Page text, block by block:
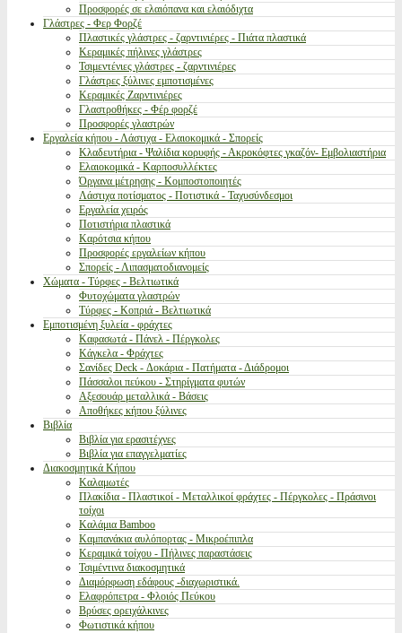
Προσφορές σε ελαιόπανα και ελαιόδιχτα
Γλάστρες - Φερ Φορζέ
Πλαστικές γλάστρες - ζαρντινιέρες - Πιάτα πλαστικά
Κεραμικές πήλινες γλάστρες
Τσιμεντένιες γλάστρες - ζαρντινιέρες
Γλάστρες ξύλινες εμποτισμένες
Κεραμικές Ζαρντινιέρες
Γλαστροθήκες - Φέρ φορζέ
Προσφορές γλαστρών
Εργαλεία κήπου - Λάστιχα - Ελαιοκομικά - Σπορείς
Κλαδευτήρια - Ψαλίδια κορυφής - Ακροκόφτες γκαζόν- Εμβολιαστήρια
Ελαιοκομικά - Καρποσυλλέκτες
Όργανα μέτρησης - Κομποστοποιητές
Λάστιχα ποτίσματος - Ποτιστικά - Ταχυσύνδεσμοι
Εργαλεία χειρός
Ποτιστήρια πλαστικά
Καρότσια κήπου
Προσφορές εργαλείων κήπου
Σπορείς - Λιπασματοδιανομείς
Χώματα - Τύρφες - Βελτιωτικά
Φυτοχώματα γλαστρών
Τύρφες - Κοπριά - Βελτιωτικά
Εμποτισμένη ξυλεία - φράχτες
Καφασωτά - Πάνελ - Πέργκολες
Κάγκελα - Φράχτες
Σανίδες Deck - Δοκάρια - Πατήματα - Διάδρομοι
Πάσσαλοι πεύκου - Στηρίγματα φυτών
Αξεσουάρ μεταλλικά - Βάσεις
Αποθήκες κήπου ξύλινες
Βιβλία
Βιβλία για ερασιτέχνες
Βιβλία για επαγγελματίες
Διακοσμητικά Κήπου
Καλαμωτές
Πλακίδια - Πλαστικοί - Μεταλλικοί φράχτες - Πέργκολες - Πράσινοι
τοίχοι
Καλάμια Bamboo
Καμπανάκια αυλόπορτας - Μικροέπιπλα
Κεραμικά τοίχου - Πήλινες παραστάσεις
Τσιμέντινα διακοσμητικά
Διαμόρφωση εδάφους -διαχωριστικά.
Ελαφρόπετρα - Φλοιός Πεύκου
Βρύσες ορειχάλκινες
Φωτιστικά κήπου